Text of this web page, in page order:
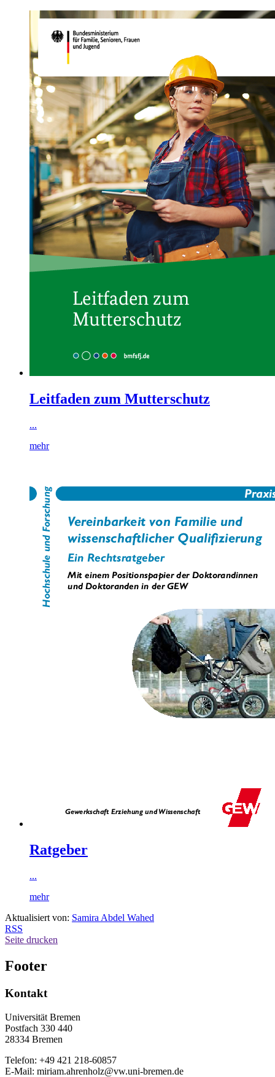
Leitfaden zum Mutterschutz
...
mehr
Ratgeber
...
mehr
Aktualisiert von: Samira Abdel Wahed
RSS
Seite drucken
Footer
Kontakt
Universität Bremen
Postfach 330 440
28334 Bremen
Telefon: +49 421 218-60857
E-Mail: miriam.ahrenholz@vw.uni-bremen.de